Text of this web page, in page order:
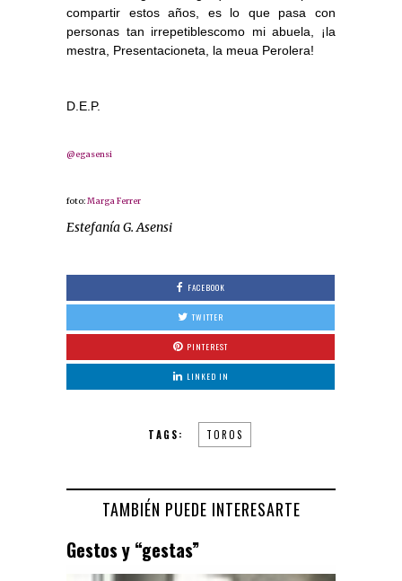
compartir estos años, es lo que pasa con
personas tan irrepetiblescomo mi abuela, ¡la
mestra, Presentacioneta, la meua Perolera!
D.E.P.
@egasensi
foto:Marga Ferrer
Estefanía G. Asensi
FACEBOOK
TWITTER
PINTEREST
LINKED IN
TAGS: TOROS
TAMBIÉN PUEDE INTERESARTE
Gestos y “gestas”